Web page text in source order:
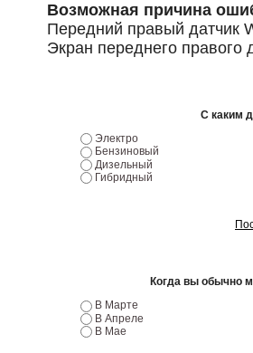
Возможная причина
Передний правый датчик
Экран переднего правого
С каким
Электро
Бензиновый
Дизельный
Гибридный
Когда вы обычно
В Марте
В Апреле
В Мае